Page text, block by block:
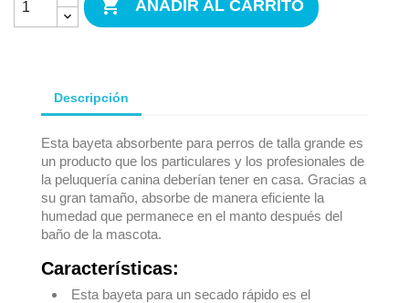
 AÑADIR AL CARRITO
Descripción
Esta bayeta absorbente para perros de talla grande es
un producto que los particulares y los profesionales de
la peluquería canina deberían tener en casa. Gracias a
su gran tamaño, absorbe de manera eficiente la
humedad que permanece en el manto después del
baño de la mascota.
Características:
Esta bayeta para un secado rápido es el